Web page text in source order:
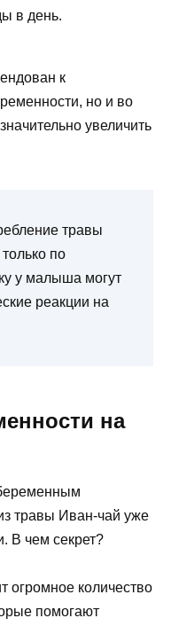
в день.
к
но и во
увеличить
травы
по
у малыша могут
реакции на
на
травы Иван-чай уже
В чем секрет?
огромное количество
помогают